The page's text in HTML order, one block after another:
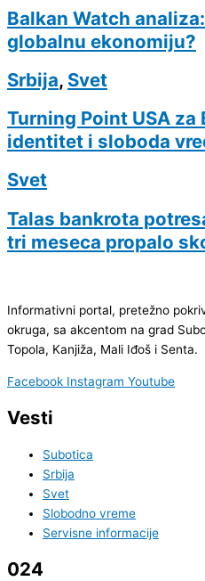
Balkan Watch
globalnu ekonomiju?
Srbija, Svet
Turning Point USA za
identitet i sloboda
Svet
Talas bankrota
tri meseca propalo
Informativni portal, pretežno
okruga, sa akcentom na grad
Topola, Kanjiža, Mali Iđoš i Senta.
Facebook Instagram Youtube
Vesti
Subotica
Srbija
Svet
Slobodno vreme
Servisne informacije
024